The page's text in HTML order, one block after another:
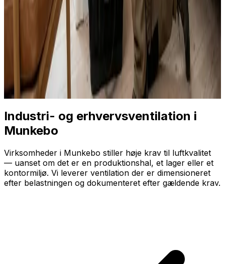
Industri- og erhvervsventilation i
Munkebo
Virksomheder i Munkebo stiller høje krav til luftkvalitet
— uanset om det er en produktionshal, et lager eller et
kontormiljø. Vi leverer ventilation der er dimensioneret
efter belastningen og dokumenteret efter gældende krav.